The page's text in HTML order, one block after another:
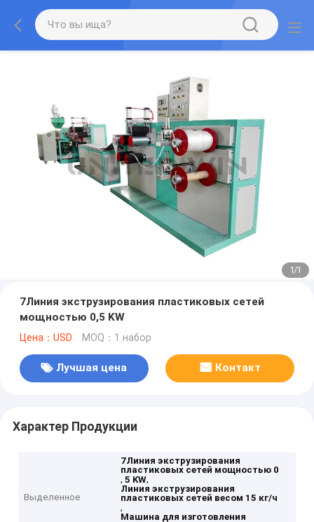
1/1
7Линия экструзирования пластиковых сетей
мощностью 0,5 KW
Цена：USD MOQ：1 набор
Лучшая цена Контакт
Характер Продукции
Выделенное
7Линия экструзирования
пластиковых сетей мощностью 0
,5 KW,
Линия экструзирования
пластиковых сетей весом 15 кг/ч
,
Машина для изготовления